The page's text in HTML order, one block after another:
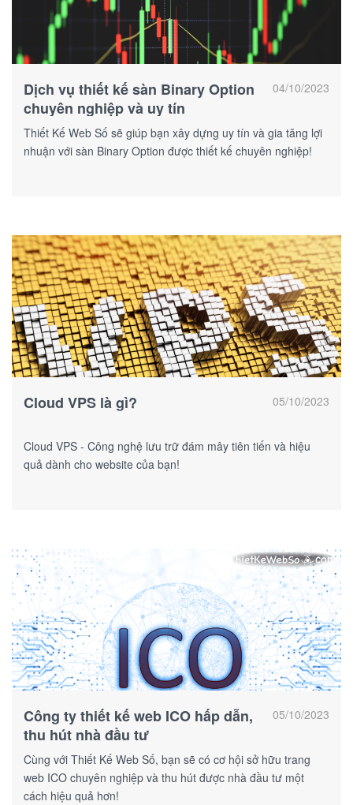
04/10/2023
Dịch vụ thiết kế sàn Binary Option
chuyên nghiệp và uy tín
Thiết Kế Web Số sẽ giúp bạn xây dựng uy tín và gia tăng lợi
nhuận với sàn Binary Option được thiết kế chuyên nghiệp!
05/10/2023
Cloud VPS là gì?
Cloud VPS - Công nghệ lưu trữ đám mây tiên tiến và hiệu
quả dành cho website của bạn!
05/10/2023
Công ty thiết kế web ICO hấp dẫn,
thu hút nhà đầu tư
Cùng với Thiết Kế Web Số, bạn sẽ có cơ hội sở hữu trang
web ICO chuyên nghiệp và thu hút được nhà đầu tư một
cách hiệu quả hơn!